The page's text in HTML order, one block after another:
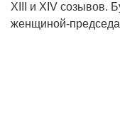
XIII и XIV созывов.
женщиной-